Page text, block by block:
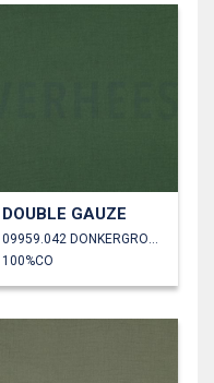
DOUBLE GAUZE
09959.042 DONKERGROEN
100%CO